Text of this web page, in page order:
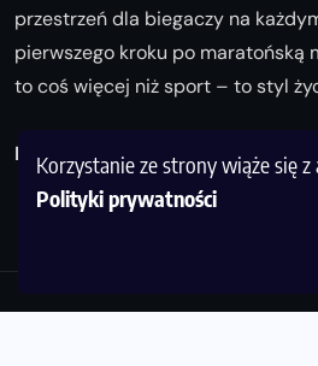
Korzystanie ze strony wiąże się z
Polityki prywatności
przestrzeń dla biegaczy na
pierwszego kroku po maratońską
to coś więcej niż sport – to styl
Biegaj z nami i odkrywaj swoją